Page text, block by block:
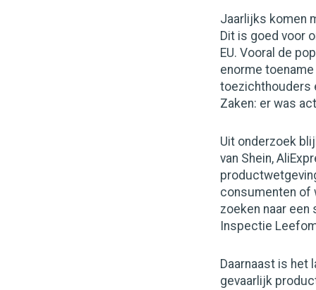
Jaarlijks komen
Dit is goed voor
EU. Vooral de
enorme
toezichthouders
Zaken: er was
Uit onderzoek
van Shein,
consumenten of
zoeken naar een
Inspectie
Daarnaast is het
gevaarlijk